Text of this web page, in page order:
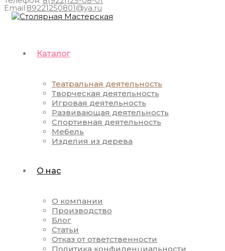
Email:89221250801@ya.ru
Каталог
Театральная деятельность
Творческая деятельность
Игровая деятельность
Развивающая деятельность
Спортивная деятельность
Мебель
Изделия из дерева
О нас
О компании
Производство
Блог
Статьи
Отказ от ответственности
Политика конфиденциальности